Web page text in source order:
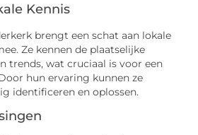
Kennis
brengt een schat aan lokale
Ze kennen de plaatselijke
trends, wat cruciaal is voor een
hun ervaring kunnen ze
identificeren en oplossen.